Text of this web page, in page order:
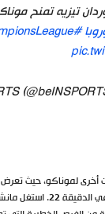
تيزيه تمنح
#UCL
أخرى لموناكو، حيث
بخروج الظهير فاندرسون